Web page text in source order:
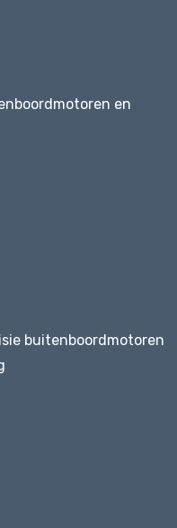
en
buitenboordmotoren